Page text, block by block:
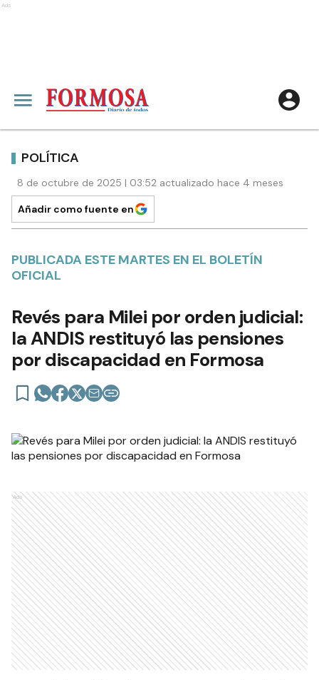
Ads
POLÍTICA
8 de octubre de 2025 | 03:52 actualizado hace 4 meses
Añadir como fuente en
PUBLICADA ESTE MARTES EN EL BOLETÍN
OFICIAL
Revés para Milei por orden judicial:
la ANDIS restituyó las pensiones
por discapacidad en Formosa
Ads